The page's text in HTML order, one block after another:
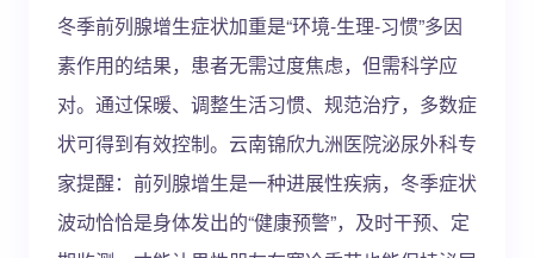
冬季前列腺增生症状加重是“环境-生理-习惯”多因
素作用的结果，患者无需过度焦虑，但需科学应
对。通过保暖、调整生活习惯、规范治疗，多数症
状可得到有效控制。云南锦欣九洲医院泌尿外科专
家提醒：前列腺增生是一种进展性疾病，冬季症状
波动恰恰是身体发出的“健康预警”，及时干预、定